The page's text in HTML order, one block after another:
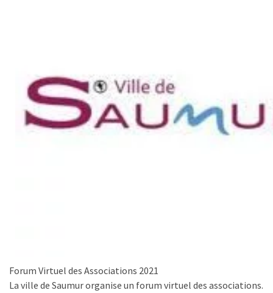
Forum Virtuel des Associations 2021
La ville de Saumur organise un forum virtuel des associations.